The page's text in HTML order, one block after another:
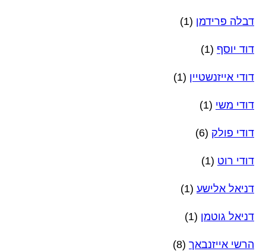
דבלה פרידמן (1)
דוד יוסף (1)
דודי אייזנשטיין (1)
דודי משי (1)
דודי פולק (6)
דודי רוט (1)
דניאל אלישע (1)
דניאל גוטמן (1)
הרשי אייזנבאך (8)